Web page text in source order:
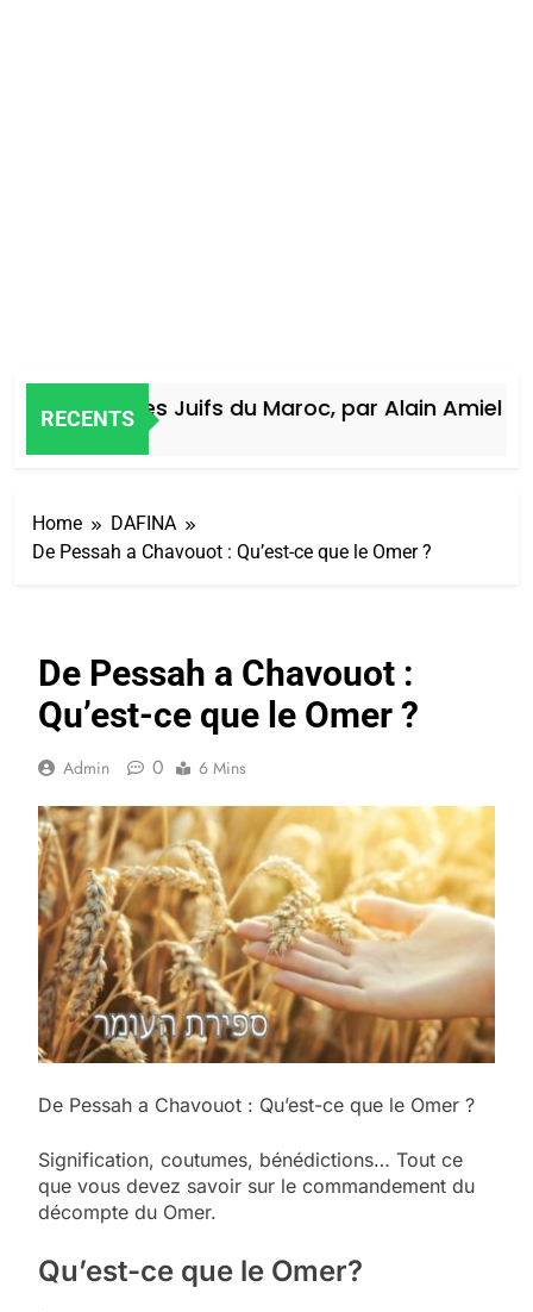
RECENTS
Histoire des Juifs du Maroc, par Alain Amiel
Home
DAFINA
De Pessah a Chavouot : Qu’est-ce que le Omer ?
De Pessah a Chavouot :
Qu’est-ce que le Omer ?
Admin 0 6 Mins
De Pessah a Chavouot : Qu’est-ce que le Omer ?
Signification, coutumes, bénédictions… Tout ce
que vous devez savoir sur le commandement du
décompte du Omer.
Qu’est-ce que le Omer?